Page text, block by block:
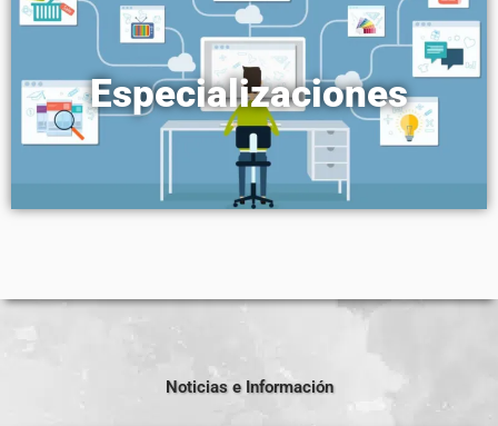
Especializaciones
Noticias e Información